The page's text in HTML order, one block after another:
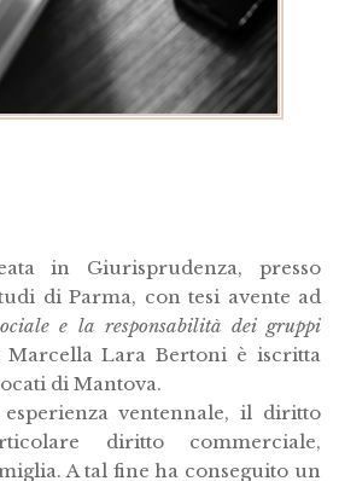
in Giurisprudenza, presso
di Parma, con tesi avente ad
e la responsabilità dei gruppi
Marcella Lara Bertoni è iscritta
di Mantova.
ventennale, il diritto
diritto commerciale,
A tal fine ha conseguito un